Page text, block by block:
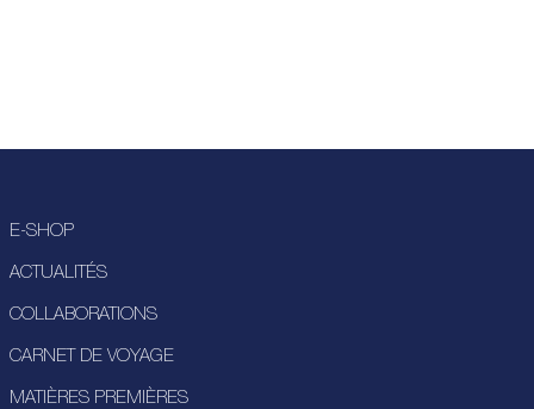
E-SHOP
ACTUALITÉS
COLLABORATIONS
CARNET DE VOYAGE
MATIÈRES PREMIÈRES